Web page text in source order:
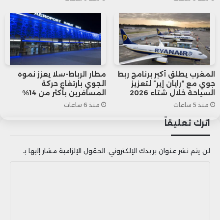
خاصة مع استفادة كبار الفلاحين بشكل كبير
في ظل نقص الموارد المائية. ويرى المراقبون
أن السماح بتصدير المنتوجات دون قيود
صارمة يضر بالمستهلكين والاقتصاد الوطني
على حد سواء.
ومن هنا، يطالب الخبراء بوضع شرطين
أساسيين لتنظيم التصدير:
المغرب يطلق أكبر برنامج ربط
جوي مع “رايان إير” لتعزيز
السياحة خلال شتاء 2026
منذ 5 ساعات
مطار الرباط-سلا يعزز نموه
الجوي بارتفاع حركة
المسافرين بأكثر من 14%
منذ 6 ساعات
اترك تعليقاً
لن يتم نشر عنوان بريدك الإلكتروني. الحقول الإلزامية مشار إليها بـ